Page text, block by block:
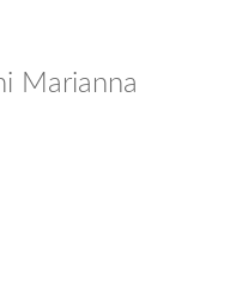
Marianna